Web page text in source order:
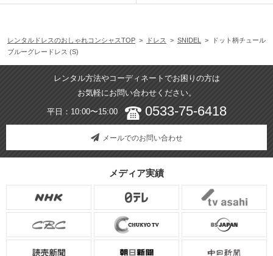
レンタルドレスのおしゃれコンシャスTOP > ドレス > SNIDEL
> ドット柄チュール
ブルーグレードレス (S)
レンタル方法やコーディネートでお困りの方は
お気軽にお問い合わせください。
平日：10:00〜15:00 0533-75-6418
メールでのお問い合わせ
メディア実績